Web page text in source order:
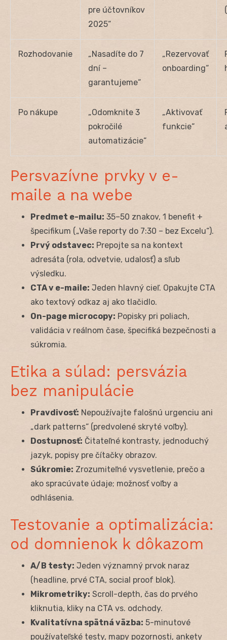
pre účtovníkov
2025“
Rozhodovanie
„Nasadíte do 7
dní –
garantujeme“
„Rezervovať
onboarding“
Po nákupe
„Odomknite 3
pokročilé
automatizácie“
„Aktivovať
funkcie“
Persvazívne prvky v e-
maile a na webe
Predmet e-mailu: 35–50 znakov, 1 benefit +
špecifikum („Vaše reporty do 7:30 – bez Excelu“).
Prvý odstavec: Prepojte sa na kontext
adresáta (rola, odvetvie, udalosť) a sľub
výsledku.
CTA v e-maile: Jeden hlavný cieľ. Opakujte CTA
ako textový odkaz aj ako tlačidlo.
On-page microcopy: Popisky pri poliach,
validácia v reálnom čase, špecifiká bezpečnosti a
súkromia.
Etika a súlad: persvázia
bez manipulácie
Pravdivosť: Nepoužívajte falošnú urgenciu ani
„dark patterns“ (predvolené skryté voľby).
Dostupnosť: Čitateľné kontrasty, jednoduchý
jazyk, popisy pre čítačky obrazov.
Súkromie: Zrozumiteľné vysvetlenie, prečo a
ako spracúvate údaje; možnosť voľby a
odhlásenia.
Testovanie a optimalizácia:
od domnienok k dôkazom
A/B testy: Jeden významný prvok naraz
(headline, prvé CTA, social proof blok).
Mikrometriky: Scroll-depth, čas do prvého
kliknutia, kliky na CTA vs. odchody.
Kvalitatívna spätná väzba: 5-minutové
používateľské testy, mapy pozornosti, ankety